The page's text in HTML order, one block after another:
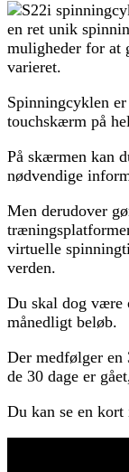
en ret unik
muligheder for at
varieret.
Spinningcyklen
touchskærm på
På skærmen kan
nødvendige
Men derudover
virtuelle
verden.
Du skal dog være
månedligt beløb.
Der medfølger en
de 30 dage er
Du kan se en